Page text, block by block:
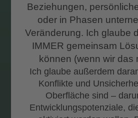
Beziehungen,
oder in Phasen
Veränderung. Ich glaube
IMMER gemeinsam
können (wenn wir das
Ich glaube außerdem
Konflikte und
Oberfläche sind –
Entwicklungspotenziale,